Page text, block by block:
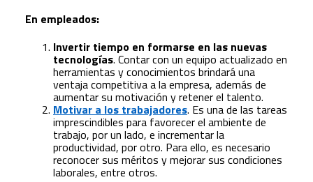
En empleados:
Invertir tiempo en formarse en las nuevas
tecnologías. Contar con un equipo actualizado en
herramientas y conocimientos brindará una
ventaja competitiva a la empresa, además de
aumentar su motivación y retener el talento.
Motivar a los trabajadores. Es una de las tareas
imprescindibles para favorecer el ambiente de
trabajo, por un lado, e incrementar la
productividad, por otro. Para ello, es necesario
reconocer sus méritos y mejorar sus condiciones
laborales, entre otros.